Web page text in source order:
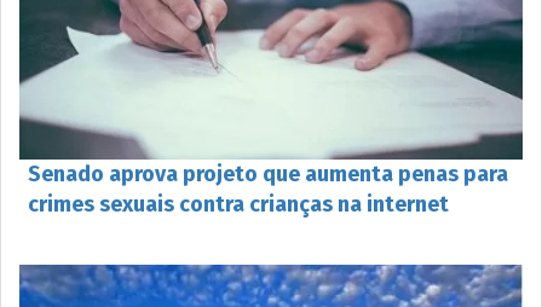
Senado aprova projeto que aumenta penas para
crimes sexuais contra crianças na internet